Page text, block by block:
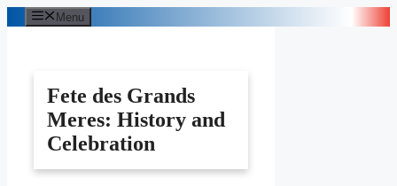
Aller
au
Menu
Fete des Grands
Meres: History and
Celebration